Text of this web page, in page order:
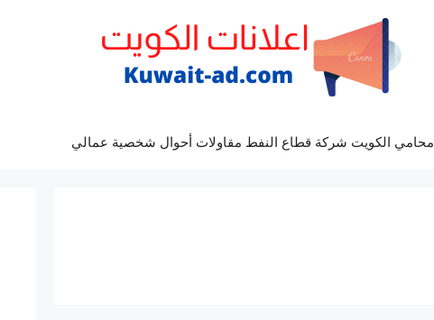
محامي الكويت شركة قطاع النفط مقاولات أحوال شخصية عمالي